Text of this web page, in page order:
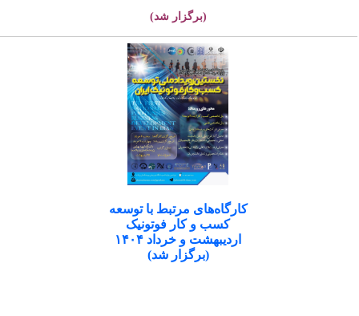
(برگزار شد)
کارگاه‌های مرتبط با توسعه
کسب و کار فوتونیک
اردیبهشت و خرداد ۱۴۰۴
(برگزار شد)